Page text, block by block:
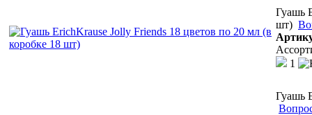
Гуашь
шт)
1
Гуашь